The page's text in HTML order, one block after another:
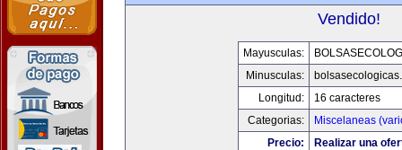
Vendido!
Mayusculas:
Minusculas:
Longitud:
16 caracteres
Categorias:
Miscelaneas
Precio:
Realizar una